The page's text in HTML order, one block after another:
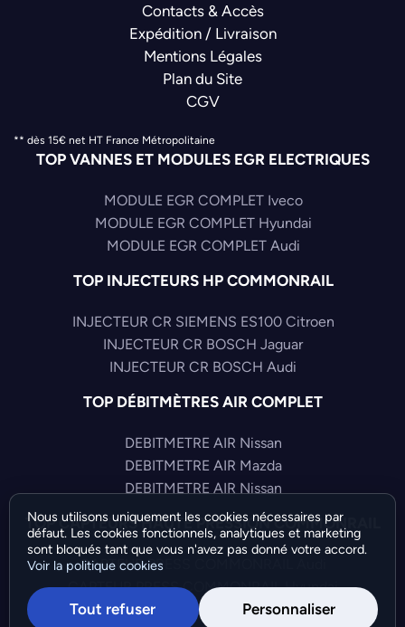
Contacts & Accès
Expédition / Livraison
Mentions Légales
Plan du Site
CGV
** dès 15€ net HT France Métropolitaine
TOP VANNES ET MODULES EGR ELECTRIQUES
MODULE EGR COMPLET Iveco
MODULE EGR COMPLET Hyundai
MODULE EGR COMPLET Audi
TOP INJECTEURS HP COMMONRAIL
INJECTEUR CR SIEMENS ES100 Citroen
INJECTEUR CR BOSCH Jaguar
INJECTEUR CR BOSCH Audi
TOP DÉBITMÈTRES AIR COMPLET
DEBITMETRE AIR Nissan
DEBITMETRE AIR Mazda
DEBITMETRE AIR Nissan
TOP CAPTEURS HAUTE PRESSION COMMONRAIL
CAPTEUR PRESS COMMONRAIL Audi
CAPTEUR PRESS COMMONRAIL Hyundai
CAPTEUR PRESS COMMONRAIL Volkswagen
Nous utilisons uniquement les cookies nécessaires par
défaut. Les cookies fonctionnels, analytiques et marketing
sont bloqués tant que vous n'avez pas donné votre accord.
Voir la politique cookies
Tout refuser Personnaliser